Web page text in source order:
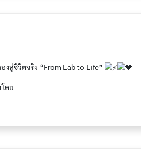
งสู่ชีวิตจริง “From Lab to Life”
ดย